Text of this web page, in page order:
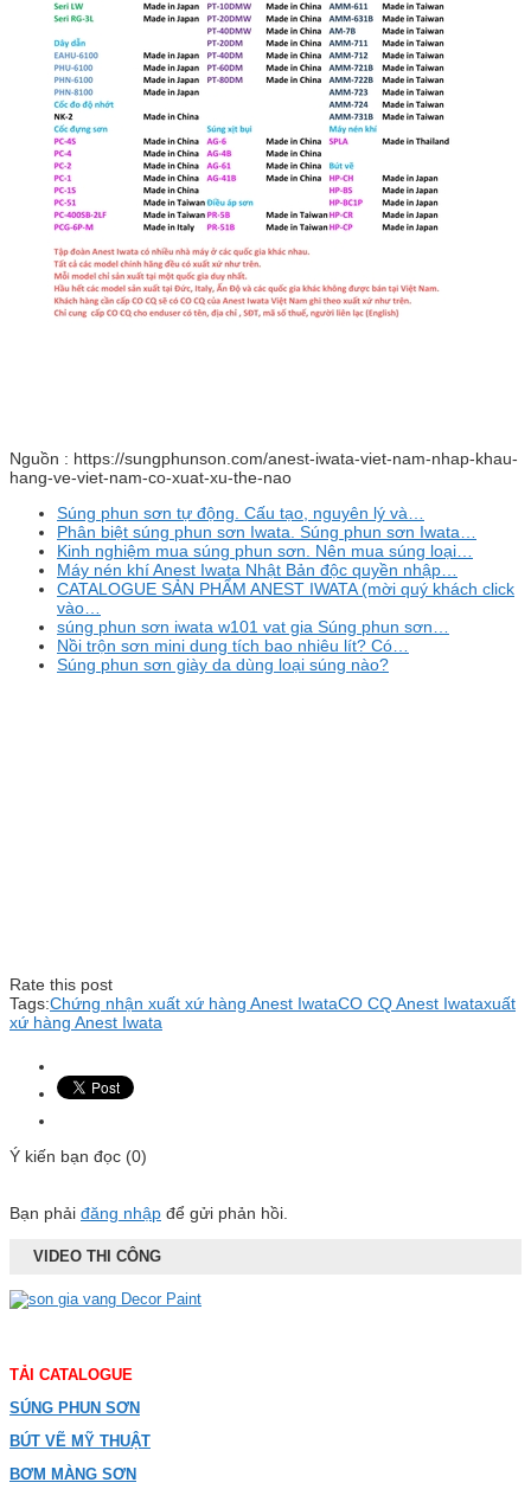
Nguồn : https://sungphunson.com/anest-iwata-viet-nam-nhap-khau-
hang-ve-viet-nam-co-xuat-xu-the-nao
Súng phun sơn tự động. Cấu tạo, nguyên lý và…
Phân biệt súng phun sơn Iwata. Súng phun sơn Iwata…
Kinh nghiệm mua súng phun sơn. Nên mua súng loại…
Máy nén khí Anest Iwata Nhật Bản độc quyền nhập…
CATALOGUE SẢN PHẨM ANEST IWATA (mời quý khách click
vào…
súng phun sơn iwata w101 vat gia Súng phun sơn…
Nồi trộn sơn mini dung tích bao nhiêu lít? Có…
Súng phun sơn giày da dùng loại súng nào?
Rate this post
Tags:Chứng nhận xuất xứ hàng Anest IwataCO CQ Anest Iwataxuất
xứ hàng Anest Iwata
Ý kiến bạn đọc (0)
Bạn phải đăng nhập để gửi phản hồi.
VIDEO THI CÔNG
TẢI CATALOGUE
SÚNG PHUN SƠN
BÚT VẼ MỸ THUẬT
BƠM MÀNG SƠN